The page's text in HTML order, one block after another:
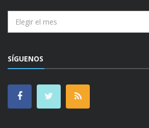
SÍGUENOS